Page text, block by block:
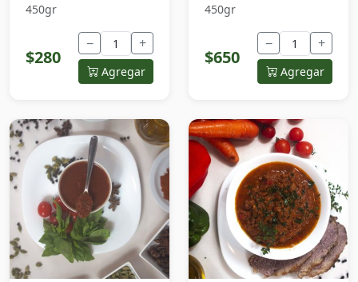
450gr
$280
− +
Agregar
450gr
$650
− +
Agregar